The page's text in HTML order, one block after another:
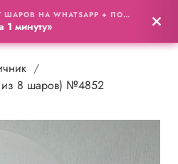
0
из 8 шаров) №4852
ПОЛУЧИТЕ ПОДБОРКУ ШАРОВ НА WHATSAPP + ПОДАРОК
1 минуту»